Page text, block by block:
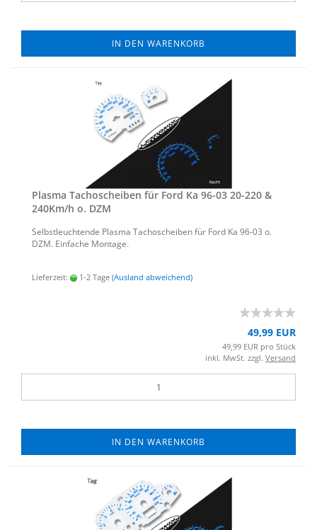
IN DEN WARENKORB
Plas­ma Ta­cho­schei­ben für Ford Ka 96-03 20-​220 &
240Km/h o. DZM
Selbst­leuch­ten­de Plas­ma Ta­cho­schei­ben für Ford Ka 96-03 o.
DZM. Ein­fa­che Mon­ta­ge.
Lieferzeit: 1-2 Tage (Ausland abweichend)
49,99 EUR
49,99 EUR pro Stück
inkl. MwSt. zzgl. Versand
IN DEN WARENKORB